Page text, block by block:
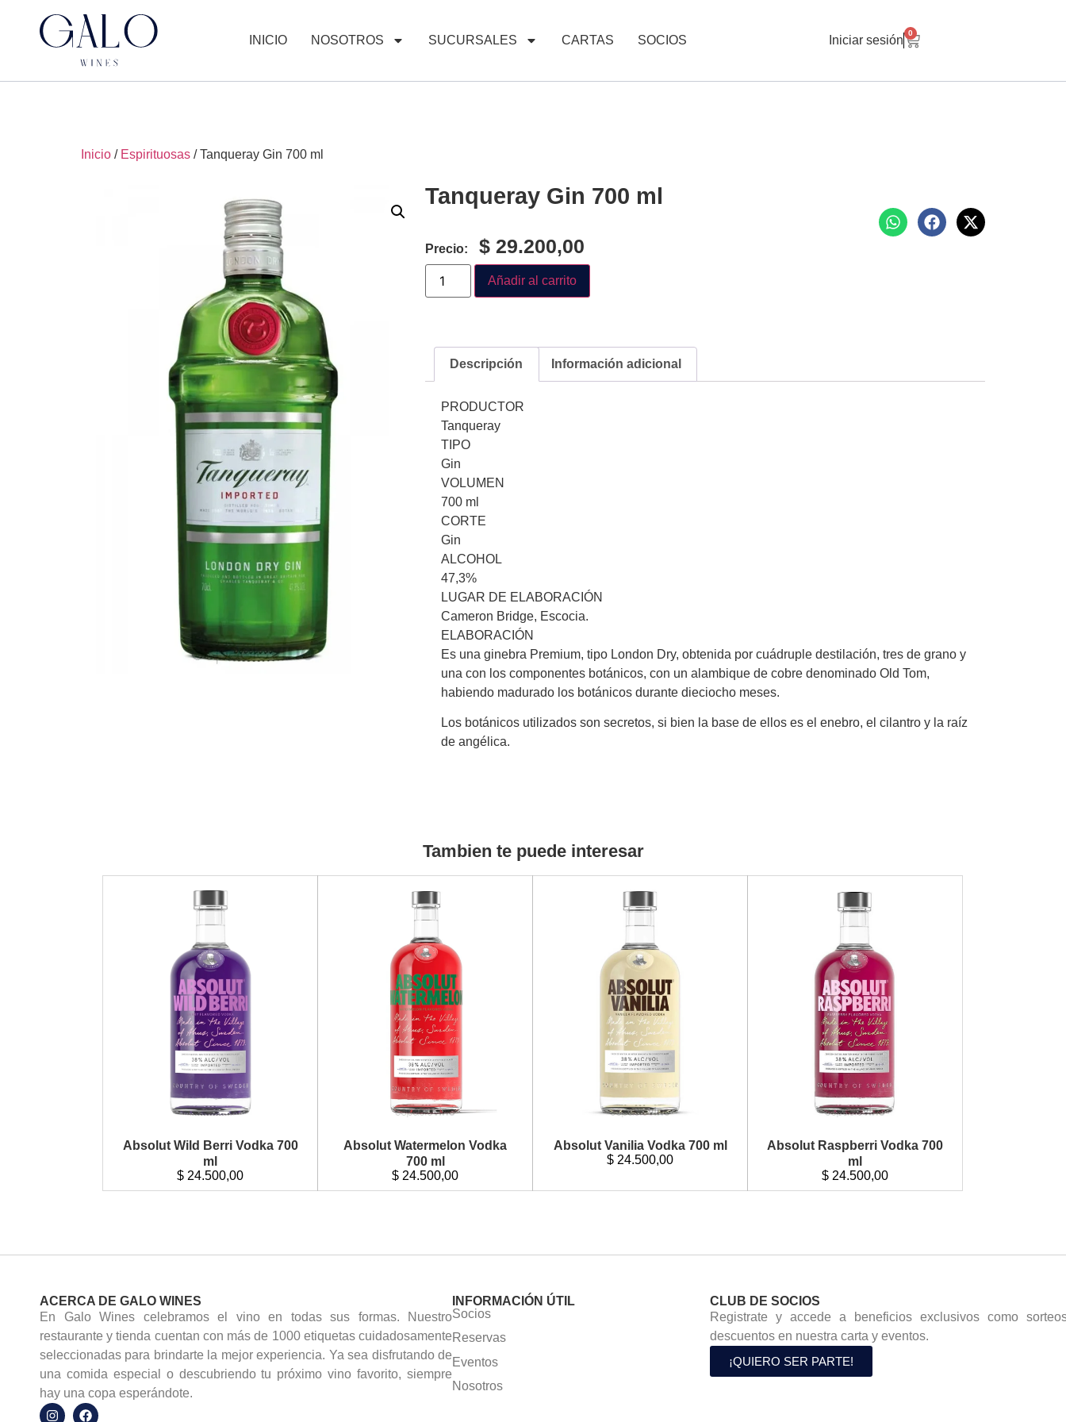
INICIO NOSOTROS SUCURSALES CARTAS SOCIOS Iniciar sesión
0
Inicio / Espirituosas / Tanqueray Gin 700 ml
Tanqueray Gin 700 ml
Precio: $ 29.200,00
Añadir al carrito
Descripción Información adicional
PRODUCTOR
Tanqueray
TIPO
Gin
VOLUMEN
700 ml
CORTE
Gin
ALCOHOL
47,3%
LUGAR DE ELABORACIÓN
Cameron Bridge, Escocia.
ELABORACIÓN
Es una ginebra Premium, tipo London Dry, obtenida por cuádruple destilación, tres de grano y
una con los componentes botánicos, con un alambique de cobre denominado Old Tom,
habiendo madurado los botánicos durante dieciocho meses.
Los botánicos utilizados son secretos, si bien la base de ellos es el enebro, el cilantro y la raíz
de angélica.
Tambien te puede interesar
Absolut Wild Berri Vodka 700
ml
$ 24.500,00
Absolut Watermelon Vodka
700 ml
$ 24.500,00
Absolut Vanilia Vodka 700 ml
$ 24.500,00
Absolut Raspberri Vodka 700
ml
$ 24.500,00
ACERCA DE GALO WINES
En Galo Wines celebramos el vino en todas sus formas. Nuestro
restaurante y tienda cuentan con más de 1000 etiquetas cuidadosamente
seleccionadas para brindarte la mejor experiencia. Ya sea disfrutando de
una comida especial o descubriendo tu próximo vino favorito, siempre
hay una copa esperándote.
INFORMACIÓN ÚTIL
Socios
Reservas
Eventos
Nosotros
CLUB DE SOCIOS
Registrate y accede a beneficios exclusivos como
descuentos en nuestra carta y eventos.
¡QUIERO SER PARTE!